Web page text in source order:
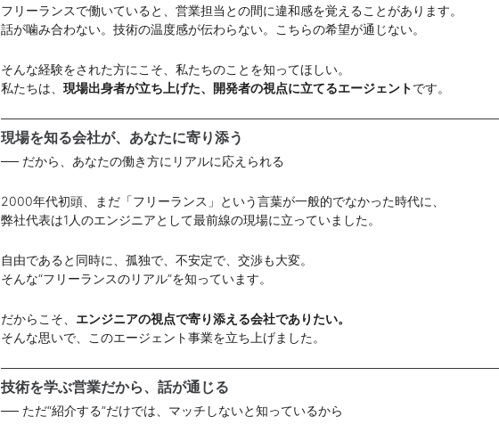
フリーランスで働いていると、営業担当との間に違和感を覚えることがあります。
話が噛み合わない。技術の温度感が伝わらない。こちらの希望が通じない。
そんな経験をされた方にこそ、私たちのことを知ってほしい。
私たちは、 現場出身者が立ち上げた、開発者の視点に立てるエージェントです。
現場を知る会社が、あなたに寄り添う
── だから、あなたの働き方にリアルに応えられる
2000年代初頭、まだ「フリーランス」という言葉が一般的でなかった時代に、
弊社代表は1人のエンジニアとして最前線の現場に立っていました。
自由であると同時に、孤独で、不安定で、交渉も大変。
そんな“フリーランスのリアル”を知っています。
だからこそ、 エンジニアの視点で寄り添える会社でありたい。
そんな思いで、このエージェント事業を立ち上げました。
技術を学ぶ営業だから、話が通じる
── ただ“紹介する”だけでは、マッチしないと知っているから